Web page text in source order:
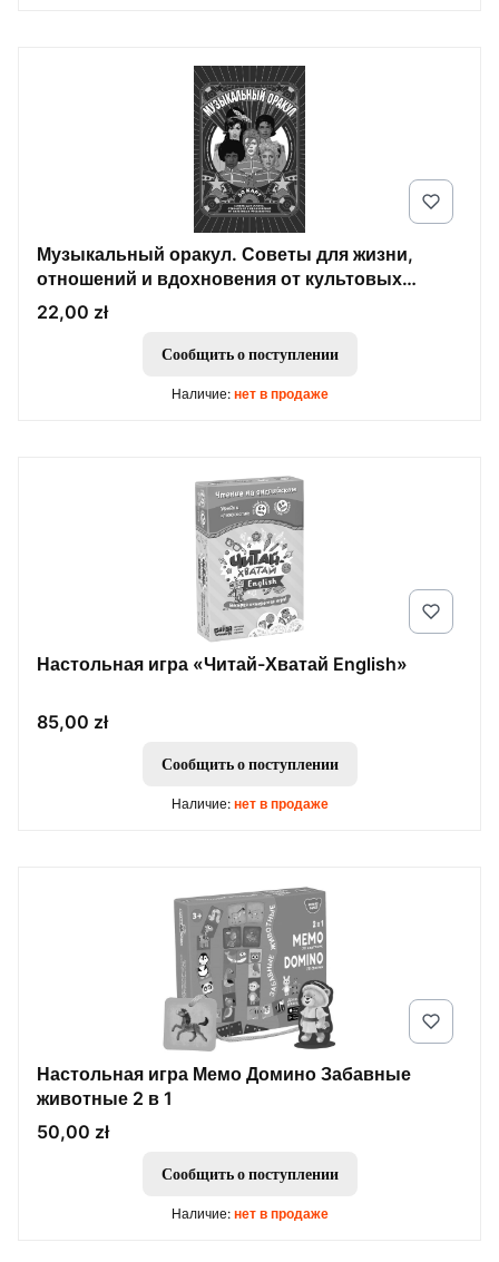
Музыкальный оракул. Советы для жизни,
отношений и вдохновения от культовых
музыкантов
Цена
22,00 zł
Сообщить о поступлении
Наличие: нет в продаже
Настольная игра «Читай-Хватай English»
Цена
85,00 zł
Сообщить о поступлении
Наличие: нет в продаже
Настольная игра Мемо Домино Забавные
животные 2 в 1
Цена
50,00 zł
Сообщить о поступлении
Наличие: нет в продаже